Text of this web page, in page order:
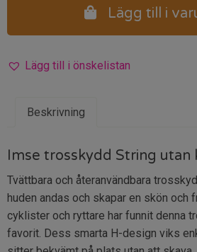
Lägg till i
Lägg till i önskelistan
Beskrivning
Imse trosskydd String utan
Tvättbara och återanvändbara
huden andas och skapar en skön och
cyklister och ryttare har funnit denna
favorit. Dess smarta H-design viks